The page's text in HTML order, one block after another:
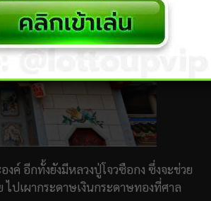
ค์ อีกทั้งยังมีหลวงปู่โจวซือกง ซึ่งจะช่วย
ปเผากระดาษเงินกระดาษทองที่ศาล